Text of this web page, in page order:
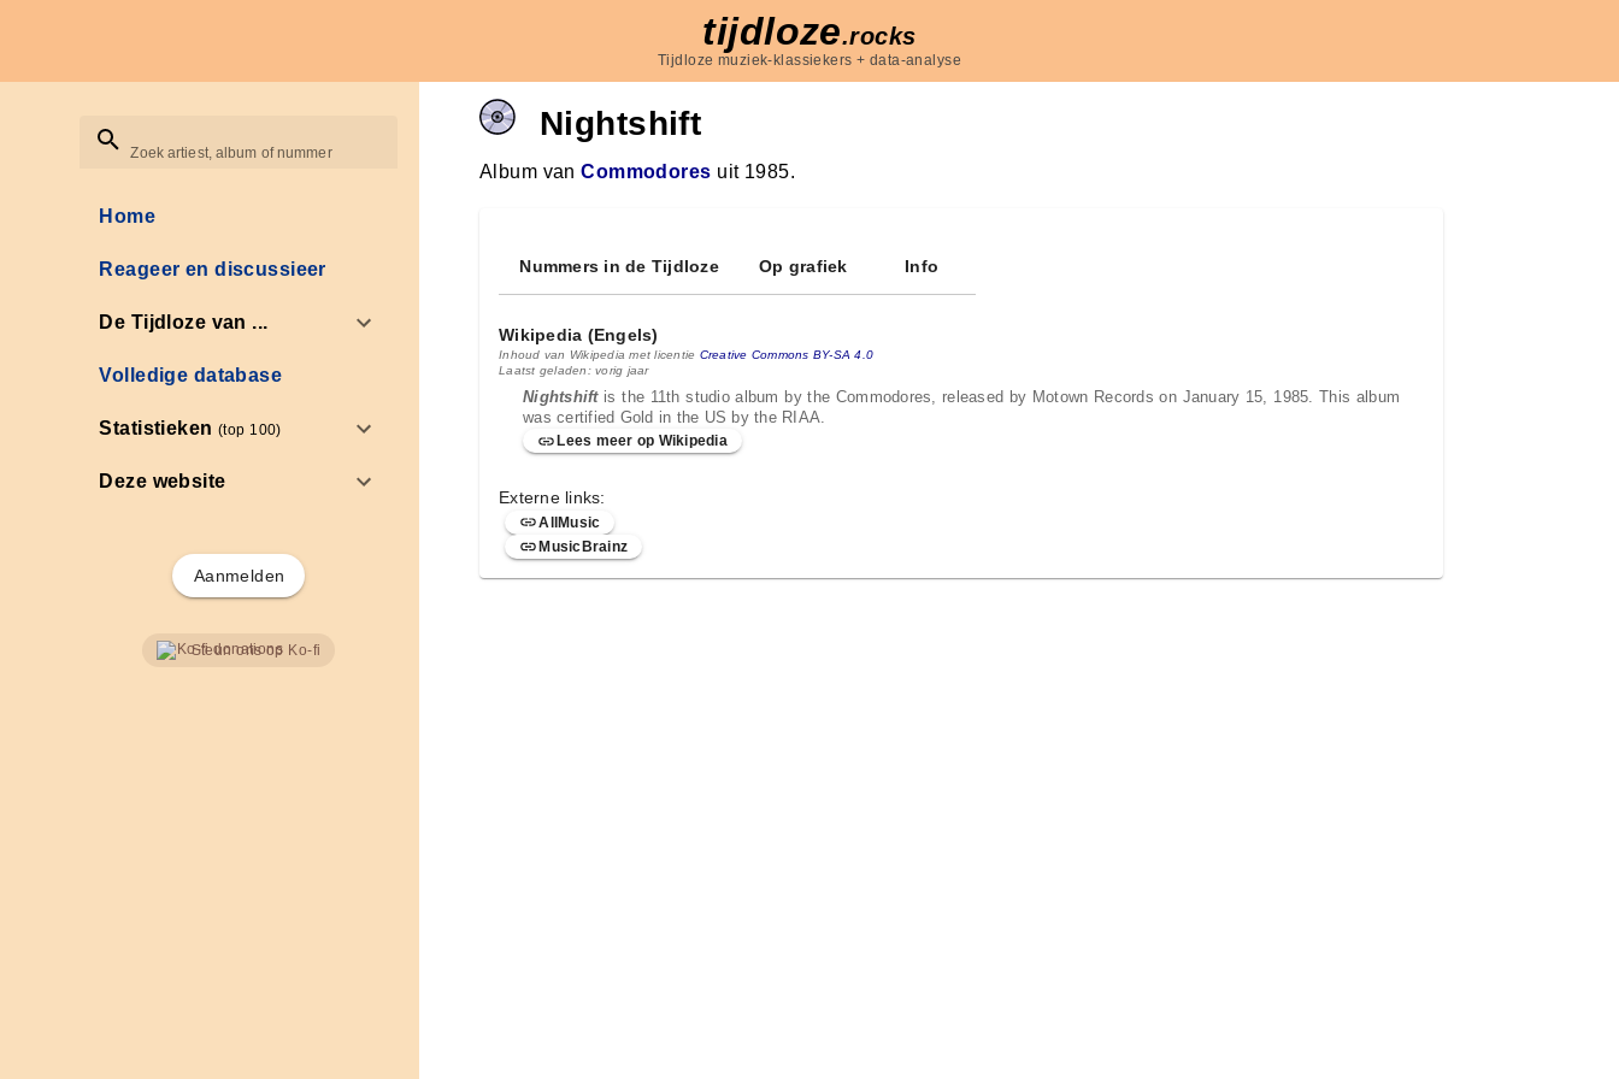
tijdloze.rocks
Tijdloze muziek-klassiekers + data-analyse
Zoek artiest, album of nummer
Home
Reageer en discussieer
De Tijdloze van ...
Volledige database
Statistieken(top 100)
Deze website
Aanmelden
Steun ons op Ko-fi
Nightshift
Album vanCommodores uit 1985.
Nummers in de Tijdloze Op grafiek Info
Wikipedia (Engels)
Inhoud van Wikipedia met licentie Creative Commons BY-SA 4.0
Laatst geladen: vorig jaar
Nightshiftis the 11th studio album by the Commodores, released by Motown Records on January 15, 1985. This album
was certified Gold in the US by the RIAA.
Lees meer op Wikipedia
Externe links:
AllMusic
MusicBrainz